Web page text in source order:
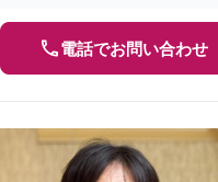
電話でお問い合わせ